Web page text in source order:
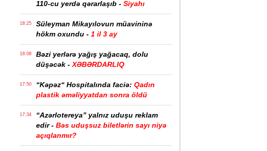
110-cu yerdə qərarlaşıb - Siyahı
18:25
Süleyman Mikayılovun müavininə
hökm oxundu - 1 il 3 ay
18:08
Bəzi yerlərə yağış yağacaq, dolu
düşəcək - XƏBƏRDARLIQ
17:50 “Kəpəz“ Hospitalında faciə: Qadın
plastik əməliyyatdan sonra öldü
17:34
“Azərlotereya” yalnız uduşu reklam
edir - Bəs uduşsuz biletlərin sayı niyə
açıqlanmır?